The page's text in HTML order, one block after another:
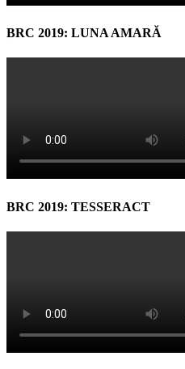
BRC 2019: LUNA AMARĂ
BRC 2019: TESSERACT